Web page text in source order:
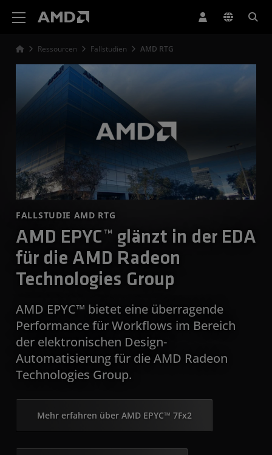
Ressourcen Fallstudien AMD RTG
FALLSTUDIE AMD RTG
AMD EPYC™ glänzt in der EDA
für die AMD Radeon
Technologies Group
AMD EPYC™ bietet eine überragende
Performance für Workflows im Bereich
der elektronischen Design-
Automatisierung für die AMD Radeon
Technologies Group.
Mehr erfahren über AMD EPYC™ 7Fx2